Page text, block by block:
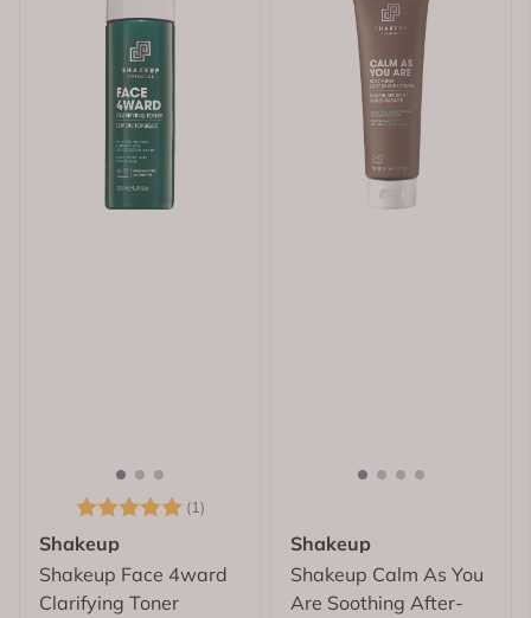
Karakter: (1)
Shakeup
Shakeup Face 4ward
Clarifying Toner
Shakeup
Shakeup Calm As You
Are Soothing After-